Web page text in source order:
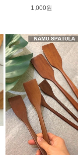
1,000원